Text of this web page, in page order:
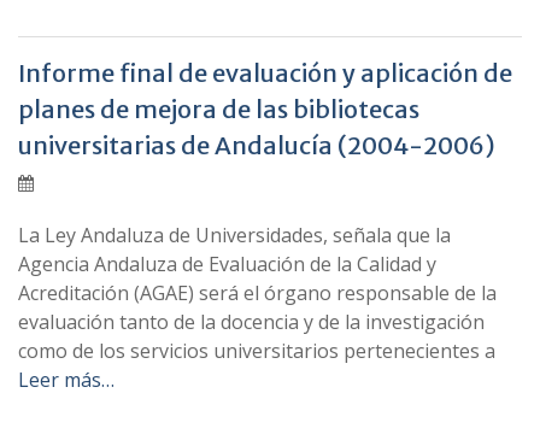
Informe final de evaluación y aplicación de
planes de mejora de las bibliotecas
universitarias de Andalucía (2004-2006)
La Ley Andaluza de Universidades, señala que la
Agencia Andaluza de Evaluación de la Calidad y
Acreditación (AGAE) será el órgano responsable de la
evaluación tanto de la docencia y de la investigación
como de los servicios universitarios pertenecientes a
Leer más…